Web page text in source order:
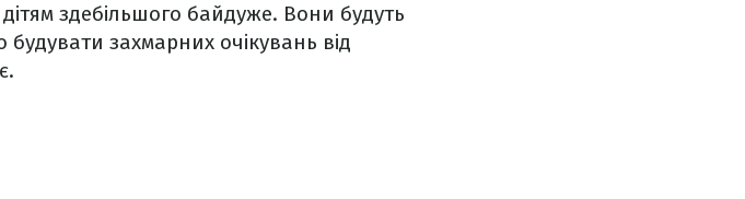
здебільшого байдуже. Вони будуть
будувати захмарних очікувань від